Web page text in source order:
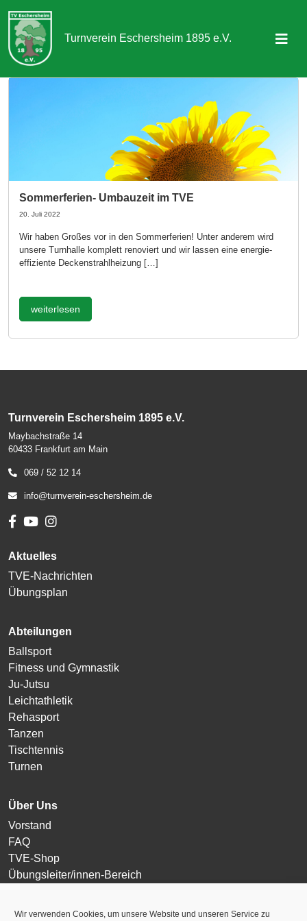
Wir verwenden Cookies, um unsere Website und unseren Service zu
Turnverein Eschersheim 1895 e.V.
Über uns
Kontakt
Mitgliedschaft
Sommerferien- Umbauzeit im TVE
20. Juli 2022
Wir haben Großes vor in den Sommerferien! Unter anderem wird
unsere Turnhalle komplett renoviert und wir lassen eine energie-
effiziente Deckenstrahlheizung […]
weiterlesen
Turnverein Eschersheim 1895 e.V.
Maybachstraße 14
60433 Frankfurt am Main
069 / 52 12 14
info@turnverein-eschersheim.de
Aktuelles
TVE-Nachrichten
Übungsplan
Abteilungen
Ballsport
Fitness und Gymnastik
Ju-Jutsu
Leichtathletik
Rehasport
Tanzen
Tischtennis
Turnen
Über Uns
Vorstand
FAQ
TVE-Shop
Übungsleiter/innen-Bereich